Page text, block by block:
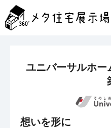
タ
住
ユニバーサルホー
想いを形に